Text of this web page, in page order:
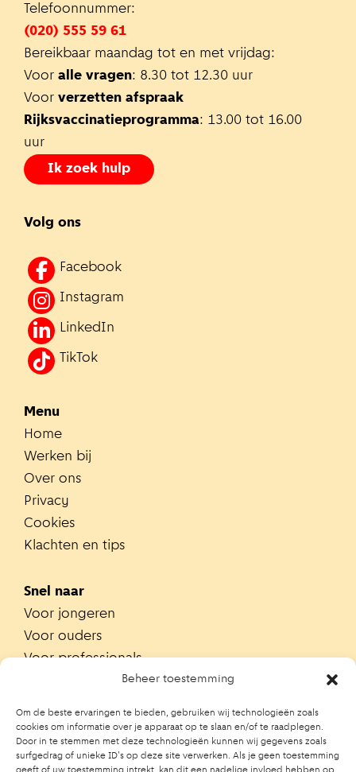
Beheer toestemming
Om de beste ervaringen te bieden, gebruiken wij technologieën zoals
cookies om informatie over je apparaat op te slaan en/of te raadplegen.
Door in te stemmen met deze technologieën kunnen wij gegevens zoals
surfgedrag of unieke ID's op deze site verwerken. Als je geen toestemming
Telefoonnummer:
(020) 555 59 61
Bereikbaar maandag tot en met vrijdag:
Voor alle vragen: 8.30 tot 12.30 uur
Voor verzetten afspraak
Rijksvaccinatieprogramma: 13.00 tot 16.00
uur
Ik zoek hulp
Volg ons
Facebook
Instagram
LinkedIn
TikTok
Menu
Home
Werken bij
Over ons
Privacy
Cookies
Klachten en tips
Snel naar
Voor jongeren
Voor ouders
Voor professionals
Zoek contactpersoon op school
Trainingen